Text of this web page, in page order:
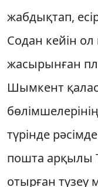
жабдықтап,
Содан кейін ол
жасырынған
Шымкент
түрінде
пошта арқылы
отырған түзеу